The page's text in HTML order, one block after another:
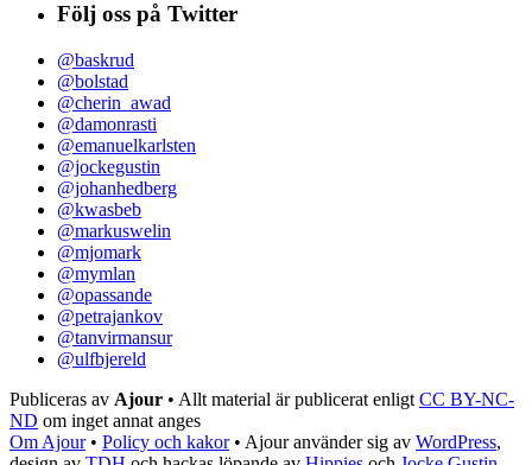
Följ oss på Twitter
@baskrud
@bolstad
@cherin_awad
@damonrasti
@emanuelkarlsten
@jockegustin
@johanhedberg
@kwasbeb
@markuswelin
@mjomark
@mymlan
@opassande
@petrajankov
@tanvirmansur
@ulfbjereld
Publiceras av Ajour • Allt material är publicerat enligt CC BY-NC-
ND om inget annat anges
Om Ajour• Policy och kakor• Ajour använder sig av WordPress,